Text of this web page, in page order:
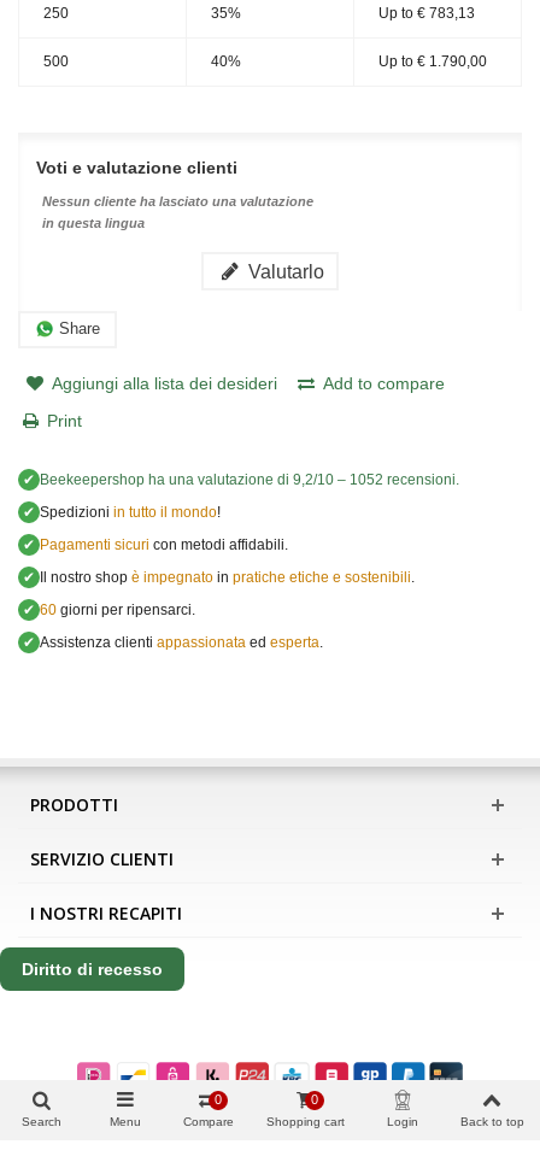
250 35% Up to € 783,13
500 40% Up to € 1.790,00
Voti e valutazione clienti
Nessun cliente ha lasciato una valutazione
in questa lingua
Valutarlo
Share
Aggiungi alla lista dei desideri
Add to compare
Print
✔ Beekeepershop ha una valutazione di 9,2/10 – 1052 recensioni.
✔ Spedizioni in tutto il mondo!
✔ Pagamenti sicuri con metodi affidabili.
✔ Il nostro shop è impegnato in pratiche etiche e sostenibili
✔ 60 giorni per ripensarci.
✔ Assistenza clienti appassionata ed esperta
PRODOTTI
SERVIZIO CLIENTI
I NOSTRI RECAPITI
Diritto di recesso
Copyright Apis International B.V.
Search Menu Compare
0
Shopping cart
0
Login Back to top